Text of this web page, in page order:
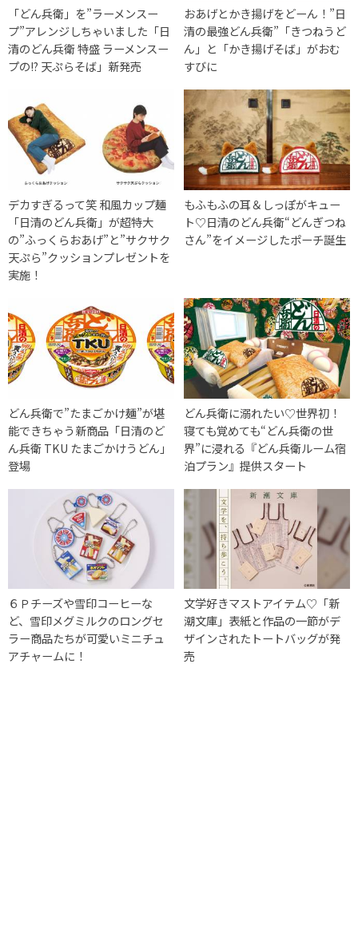
「どん兵衛」を”ラーメンスー
プ”アレンジしちゃいました「日
清のどん兵衛 特盛 ラーメンスー
プの!? 天ぷらそば」新発売
おあげとかき揚げをどーん！”日
清の最強どん兵衛”「きつねうど
ん」と「かき揚げそば」がおむ
すびに
デカすぎるって笑 和風カップ麺
「日清のどん兵衛」が超特大
の”ふっくらおあげ”と”サクサク
天ぷら”クッションプレゼントを
実施！
もふもふの耳＆しっぽがキュー
ト♡日清のどん兵衛“どんぎつね
さん”をイメージしたポーチ誕生
どん兵衛で”たまごかけ麺”が堪
能できちゃう新商品「日清のど
ん兵衛 TKU たまごかけうどん」
登場
どん兵衛に溺れたい♡世界初！
寝ても覚めても“どん兵衛の世
界”に浸れる『どん兵衛ルーム宿
泊プラン』提供スタート
６Ｐチーズや雪印コーヒーな
ど、雪印メグミルクのロングセ
ラー商品たちが可愛いミニチュ
アチャームに！
文学好きマストアイテム♡「新
潮文庫」表紙と作品の一節がデ
ザインされたトートバッグが発
売